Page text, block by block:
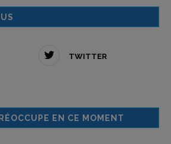
TWITTER
EN CE MOMENT